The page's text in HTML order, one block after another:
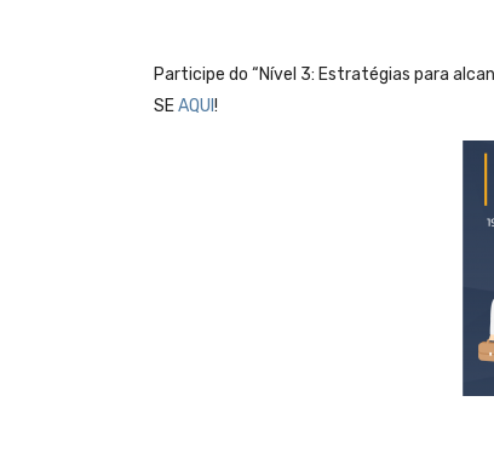
Participe do “Nível 3: Estratégias para
SEAQUI !